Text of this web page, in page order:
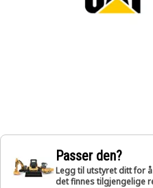
Passer den?
Legg til utstyret ditt for
det finnes tilgjengelige